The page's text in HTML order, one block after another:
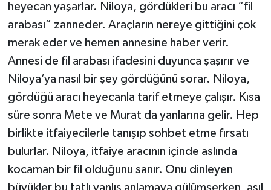
heyecan yaşarlar. Niloya, gördükleri bu aracı “fil
arabası” zanneder. Araçların nereye gittiğini çok
merak eder ve hemen annesine haber verir.
Annesi de fil arabası ifadesini duyunca şaşırır ve
Niloya’ya nasıl bir şey gördüğünü sorar. Niloya,
gördüğü aracı heyecanla tarif etmeye çalışır. Kısa
süre sonra Mete ve Murat da yanlarına gelir. Hep
birlikte itfaiyecilerle tanışıp sohbet etme fırsatı
bulurlar. Niloya, itfaiye aracının içinde aslında
kocaman bir fil olduğunu sanır. Onu dinleyen